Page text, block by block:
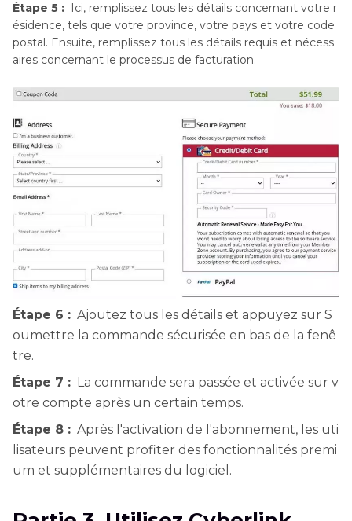
Étape 5 : Ici, remplissez tous les détails concernant votre r
ésidence, tels que votre province, votre pays et votre code
postal. Ensuite, remplissez tous les détails requis et nécess
aires concernant le processus de facturation.
Étape 6 : Ajoutez tous les détails et appuyez sur S
oumettre la commande sécurisée en bas de la fenê
tre.
Étape 7 : La commande sera passée et activée sur v
otre compte après un certain temps.
Étape 8 : Après l'activation de l'abonnement, les uti
lisateurs peuvent profiter des fonctionnalités premi
um et supplémentaires du logiciel.